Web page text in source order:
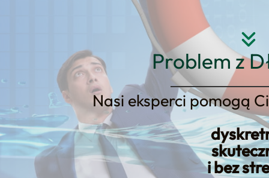
Problem z
Nasi eksperci pomogą
i bez
Strona główna O nas
Kredyt dla Nowo